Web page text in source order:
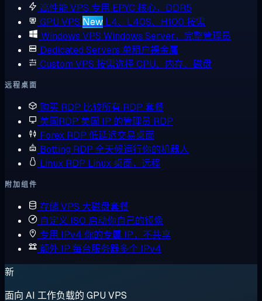
高性能 VPS 专用 EPYC 核心，DDR5
GPU VPS New L4、L40S、H100 按需
Windows VPS Windows Server，完整管理员
Dedicated Servers 单租户裸金属
Custom VPS 按需选择 CPU、内存、磁盘
远程桌面
购买 RDP 比较所有 RDP 套餐
美国RDP 美国 IP 的管理员 RDP
Forex RDP 低延迟交易桌面
Botting RDP 全天候运行你的机器人
Linux RDP Linux 桌面，远程
附加组件
存储 VPS 大磁盘套餐
自定义 ISO 启动你自己的镜像
专用 IPv4 你的专属 IP，不共享
额外 IP 每台服务器多个 IPv4
新
面向 AI 工作负载的 GPU VPS